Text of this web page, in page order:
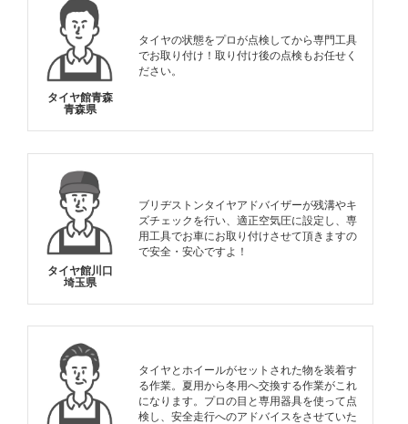
タイヤ館青森
青森県
タイヤの状態をプロが点検してから専門工具
でお取り付け！取り付け後の点検もお任せく
ださい。
タイヤ館川口
埼玉県
ブリヂストンタイヤアドバイザーが残溝やキ
ズチェックを行い、適正空気圧に設定し、専
用工具でお車にお取り付けさせて頂きますの
で安全・安心ですよ！
タイヤとホイールがセットされた物を装着す
る作業。夏用から冬用へ交換する作業がこれ
になります。プロの目と専用器具を使って点
検し、安全走行へのアドバイスをさせていた